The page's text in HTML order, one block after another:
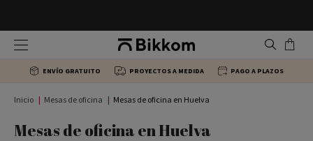
ENVÍO GRATUITO PROYECTOS A MEDIDA PAGO A PLAZOS
Inicio Mesas de oficina Mesas de oficina en Huelva
Mesas de oficina en Huelva
Sillas ergonómicas
Sillas de dirección
Sillas para colectividades
Mesas de escritorio Individuales
Mesas multipuesto oficina
Armarios de oficina
Cajoneras de escritorio
Estanterías y librerías de oficina
Mostradores de recepción
Mesas Centro
Bancada sala de espera